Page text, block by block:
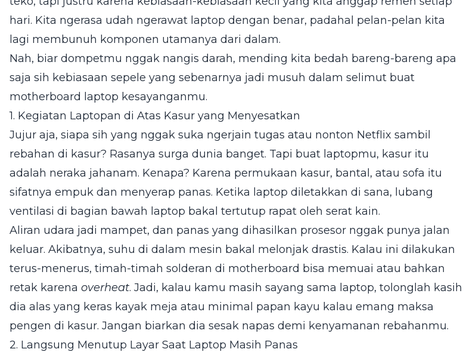
hari. Kita ngerasa udah ngerawat laptop dengan benar, padahal pelan-pelan kita
lagi membunuh komponen utamanya dari dalam.
Nah, biar dompetmu nggak nangis darah, mending kita bedah bareng-bareng apa
saja sih kebiasaan sepele yang sebenarnya jadi musuh dalam selimut buat
motherboard laptop kesayanganmu.
1. Kegiatan Laptopan di Atas Kasur yang Menyesatkan
Jujur aja, siapa sih yang nggak suka ngerjain tugas atau nonton Netflix sambil
rebahan di kasur? Rasanya surga dunia banget. Tapi buat laptopmu, kasur itu
adalah neraka jahanam. Kenapa? Karena permukaan kasur, bantal, atau sofa itu
sifatnya empuk dan menyerap panas. Ketika laptop diletakkan di sana, lubang
ventilasi di bagian bawah laptop bakal tertutup rapat oleh serat kain.
Aliran udara jadi mampet, dan panas yang dihasilkan prosesor nggak punya jalan
keluar. Akibatnya, suhu di dalam mesin bakal melonjak drastis. Kalau ini dilakukan
terus-menerus, timah-timah solderan di motherboard bisa memuai atau bahkan
retak karena overheat. Jadi, kalau kamu masih sayang sama laptop, tolonglah kasih
dia alas yang keras kayak meja atau minimal papan kayu kalau emang maksa
pengen di kasur. Jangan biarkan dia sesak napas demi kenyamanan rebahanmu.
2. Langsung Menutup Layar Saat Laptop Masih Panas